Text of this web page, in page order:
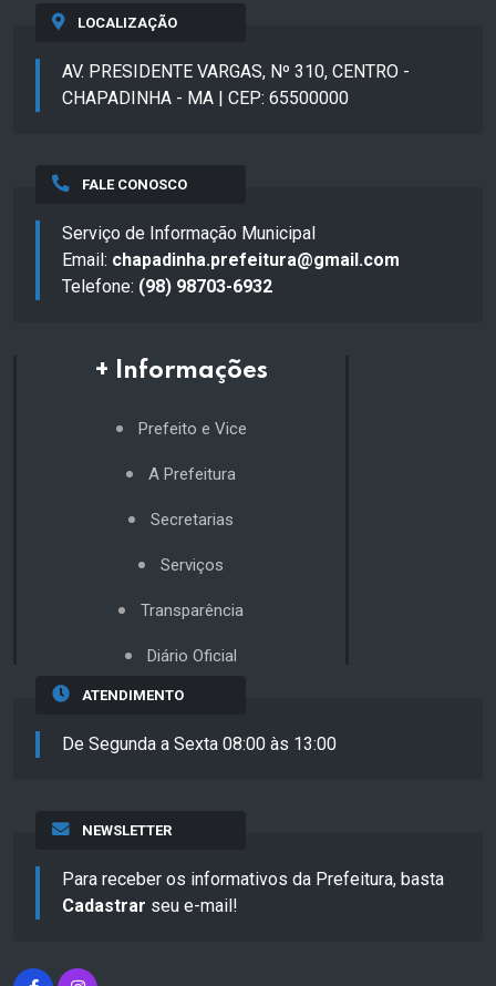
LOCALIZAÇÃO
AV. PRESIDENTE VARGAS, Nº 310, CENTRO -
CHAPADINHA - MA | CEP: 65500000
FALE CONOSCO
Serviço de Informação Municipal
Email: chapadinha.prefeitura@gmail.com
Telefone: (98) 98703-6932
+ Informações
Prefeito e Vice
A Prefeitura
Secretarias
Serviços
Transparência
Diário Oficial
ATENDIMENTO
De Segunda a Sexta 08:00 às 13:00
NEWSLETTER
Para receber os informativos da Prefeitura, basta
Cadastrar seu e-mail!